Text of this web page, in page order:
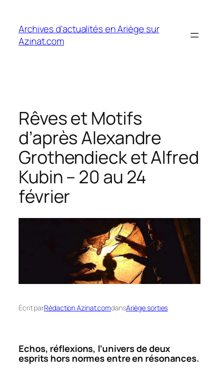
contenu
Archives d'actualités en Ariège sur
Azinat.com
Rêves et Motifs
d’après Alexandre
Grothendieck et Alfred
Kubin – 20 au 24
février
Écrit parRédaction Azinat.comdansAriège sorties
Echos, réflexions, l’univers de deux
esprits hors normes entre en résonances.